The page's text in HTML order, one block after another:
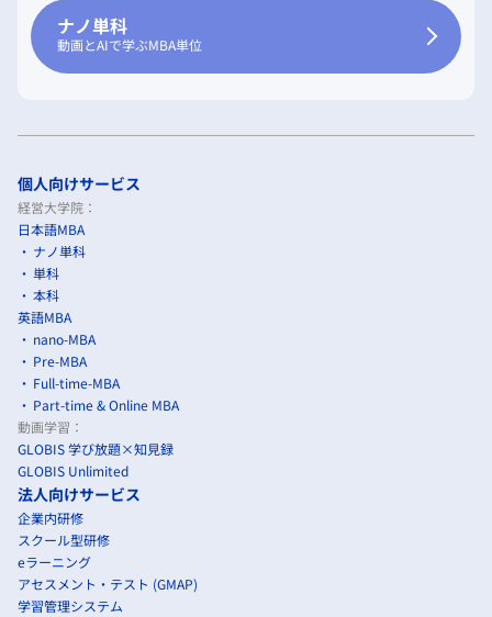
ナノ単科
動画とAIで学ぶMBA単位
個人向けサービス
経営大学院：
日本語MBA
ナノ単科
単科
本科
英語MBA
nano-MBA
Pre-MBA
Full-time-MBA
Part-time & Online MBA
動画学習：
GLOBIS 学び放題×知見録
GLOBIS Unlimited
法人向けサービス
企業内研修
スクール型研修
eラーニング
アセスメント・テスト (GMAP)
学習管理システム